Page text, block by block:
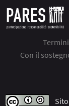
Con il